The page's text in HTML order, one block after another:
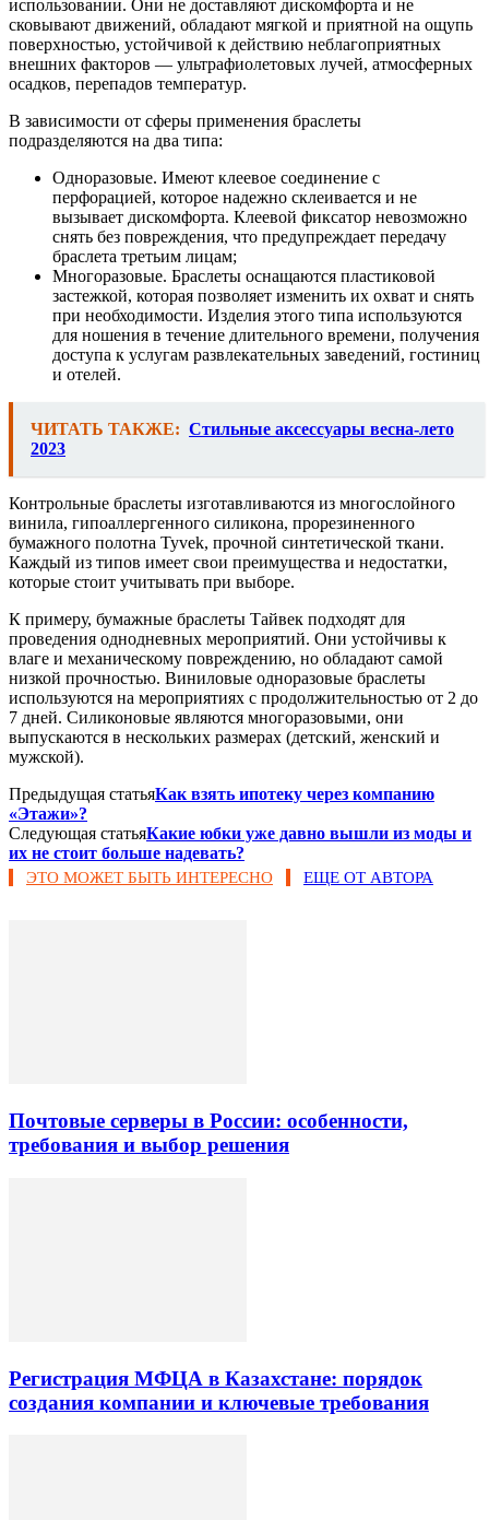
использовании. Они не доставляют дискомфорта и не
сковывают движений, обладают мягкой и приятной на ощупь
поверхностью, устойчивой к действию неблагоприятных
внешних факторов — ультрафиолетовых лучей, атмосферных
осадков, перепадов температур.
В зависимости от сферы применения браслеты
подразделяются на два типа:
Одноразовые. Имеют клеевое соединение с
перфорацией, которое надежно склеивается и не
вызывает дискомфорта. Клеевой фиксатор невозможно
снять без повреждения, что предупреждает передачу
браслета третьим лицам;
Многоразовые. Браслеты оснащаются пластиковой
застежкой, которая позволяет изменить их охват и снять
при необходимости. Изделия этого типа используются
для ношения в течение длительного времени, получения
доступа к услугам развлекательных заведений, гостиниц
и отелей.
ЧИТАТЬ ТАКЖЕ: Стильные аксессуары весна-лето
2023
Контрольные браслеты изготавливаются из многослойного
винила, гипоаллергенного силикона, прорезиненного
бумажного полотна Tyvek, прочной синтетической ткани.
Каждый из типов имеет свои преимущества и недостатки,
которые стоит учитывать при выборе.
К примеру, бумажные браслеты Тайвек подходят для
проведения однодневных мероприятий. Они устойчивы к
влаге и механическому повреждению, но обладают самой
низкой прочностью. Виниловые одноразовые браслеты
используются на мероприятиях с продолжительностью от 2 до
7 дней. Силиконовые являются многоразовыми, они
выпускаются в нескольких размерах (детский, женский и
мужской).
Предыдущая статьяКак взять ипотеку через компанию
«Этажи»?
Следующая статьяКакие юбки уже давно вышли из моды и
их не стоит больше надевать?
ЭТО МОЖЕТ БЫТЬ ИНТЕРЕСНО ЕЩЕ ОТ АВТОРА
Почтовые серверы в России: особенности,
требования и выбор решения
Регистрация МФЦА в Казахстане: порядок
создания компании и ключевые требования